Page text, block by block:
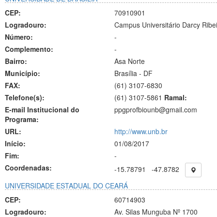
CEP:
70910901
Logradouro:
Campus Universitário Darcy
Número:
-
Complemento:
-
Bairro:
Asa Norte
Município:
Brasília - DF
FAX:
(61) 3107-6830
Telefone(s):
(61) 3107-5861 Ramal:
E-mail Institucional do
Programa:
ppgprofbiounb@gmail.com
URL:
http://www.unb.br
Início:
01/08/2017
Fim:
-
Coordenadas:
-15.78791
-47.8782
UNIVERSIDADE ESTADUAL DO CEARÁ
CEP:
60714903
Logradouro:
Av. Silas Munguba Nº 1700